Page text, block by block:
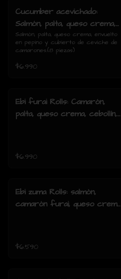
Cucumber acevichado:
Salmón, palta, queso crema,
envuelto en pepino y cubierto
de ceviche de camarones.(8
Salmón, palta, queso crema, envuelto
en pepino y cubierto de ceviche de
camarones.(8 piezas)
$6.990
Ebi furai Rolls: Camarón,
palta, queso crema, cebollín,
$6.990
Ebi zuma Rolls: salmón,
camarón furai, queso crema,
$6.590